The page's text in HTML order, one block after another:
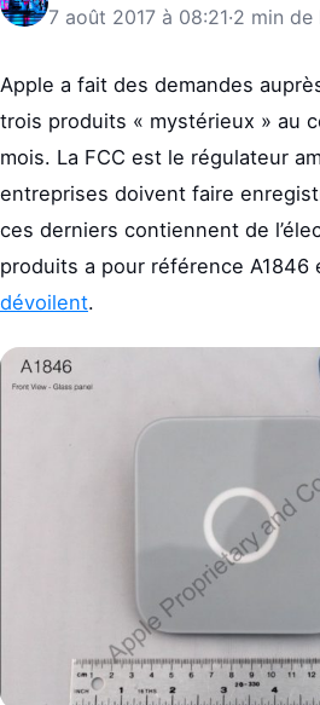
7 août 2017 à 08:21·2 min de
Apple a fait des demandes
trois produits « mystérieux » au
mois. La FCC est le régulateur
entreprises doivent faire
ces derniers contiennent de
produits a pour référence A1846
dévoilent.